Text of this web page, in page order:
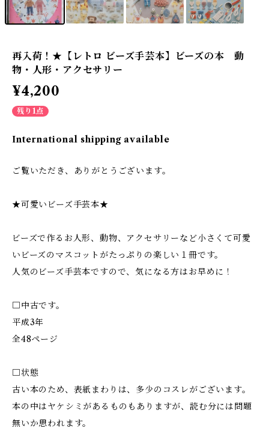
再入荷！★【レトロ ビーズ手芸本】ビーズの本 動
物・人形・アクセサリー
¥4,200
残り1点
International shipping available
ご覧いただき、ありがとうございます。
★可愛いビーズ手芸本★
ビーズで作るお人形、動物、アクセサリーなど小さくて可愛
いビーズのマスコットがたっぷりの楽しい１冊です。
人気のビーズ手芸本ですので、気になる方はお早めに！
□中古です。
平成3年
全48ページ
□状態
古い本のため、表紙まわりは、多少のコスレがございます。
本の中はヤケシミがあるものもありますが、読む分には問題
無いか思われます。